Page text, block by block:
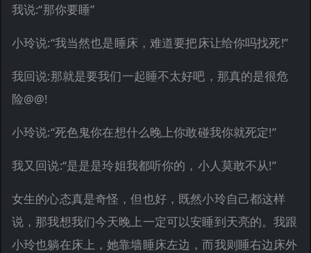
我说:“那你要睡”
小玲说:“我当然也是睡床，难道要把床让给你吗找死!”
我回说:那就是要我们一起睡不太好吧，那真的是很危
险@@!
小玲说:“死色鬼你在想什么晚上你敢碰我你就死定!”
我又回说:“是是是玲姐我都听你的，小人莫敢不从!”
女生的心态真是奇怪，但也好，既然小玲自己都这样
说，那我想我们今天晚上一定可以安睡到天亮的。我跟
小玲也躺在床上，她靠墙睡床左边，而我则睡右边床外